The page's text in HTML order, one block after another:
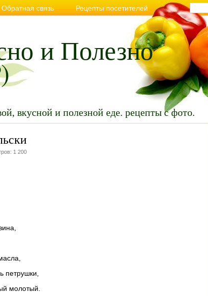
Обратная связь
Рецепты посетителей
Анекдот на кухне
и Полезно
вкусной и полезной еде. рецепты с фото.
1 200
петрушки,
молотый.